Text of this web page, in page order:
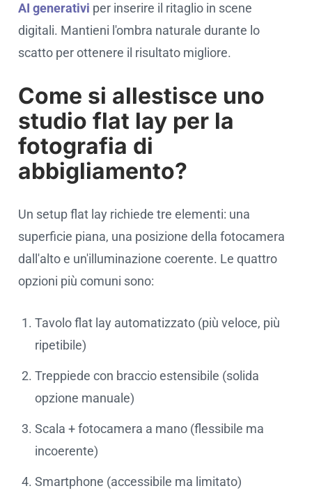
AI generativi per inserire il ritaglio in scene
digitali. Mantieni l'ombra naturale durante lo
scatto per ottenere il risultato migliore.
Come si allestisce uno
studio flat lay per la
fotografia di
abbigliamento?
Un setup flat lay richiede tre elementi: una
superficie piana, una posizione della fotocamera
dall'alto e un'illuminazione coerente. Le quattro
opzioni più comuni sono:
Tavolo flat lay automatizzato (più veloce, più
ripetibile)
Treppiede con braccio estensibile (solida
opzione manuale)
Scala + fotocamera a mano (flessibile ma
incoerente)
Smartphone (accessibile ma limitato)